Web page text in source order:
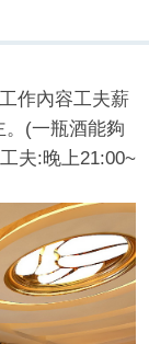
作內容工夫薪
。(一瓶酒能夠
夫:晚上21:00~